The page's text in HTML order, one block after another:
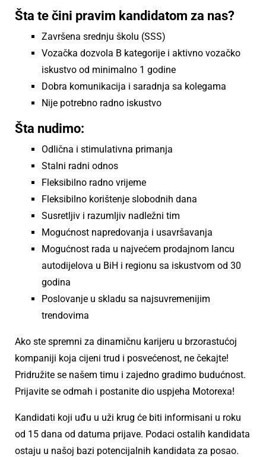
Šta te čini pravim kandidatom za nas?
Završena srednju školu (SSS)
Vozačka dozvola B kategorije i aktivno vozačko
iskustvo od minimalno 1 godine
Dobra komunikacija i saradnja sa kolegama
Nije potrebno radno iskustvo
Šta nudimo:
Odlična i stimulativna primanja
Stalni radni odnos
Fleksibilno radno vrijeme
Fleksibilno korištenje slobodnih dana
Susretljiv i razumljiv nadležni tim
Mogućnost napredovanja i usavršavanja
Mogućnost rada u najvećem prodajnom lancu
autodijelova u BiH i regionu sa iskustvom od 30
godina
Poslovanje u skladu sa najsuvremenijim
trendovima
Ako ste spremni za dinamičnu karijeru u brzorastućoj
kompaniji koja cijeni trud i posvećenost, ne čekajte!
Pridružite se našem timu i zajedno gradimo budućnost.
Prijavite se odmah i postanite dio uspjeha Motorexa!
Kandidati koji uđu u uži krug će biti informisani u roku
od 15 dana od datuma prijave. Podaci ostalih kandidata
ostaju u našoj bazi potencijalnih kandidata za posao.